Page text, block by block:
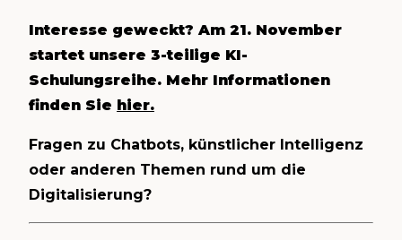
Interesse geweckt? Am 21. November
startet unsere 3-teilige KI-
Schulungsreihe. Mehr Informationen
finden Sie hier.
Fragen zu Chatbots, künstlicher Intelligenz
oder anderen Themen rund um die
Digitalisierung?